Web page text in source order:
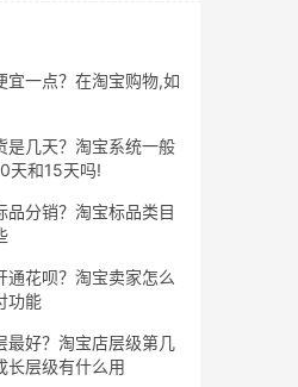
宜一点？在淘宝购物,如
是几天？淘宝系统一般
天和15天吗!
品分销？淘宝标品类目
通花呗？淘宝卖家怎么
功能
最好？淘宝店层级第几
长层级有什么用